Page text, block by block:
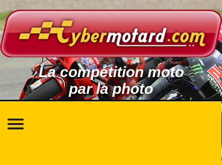
La compétition moto
par la photo